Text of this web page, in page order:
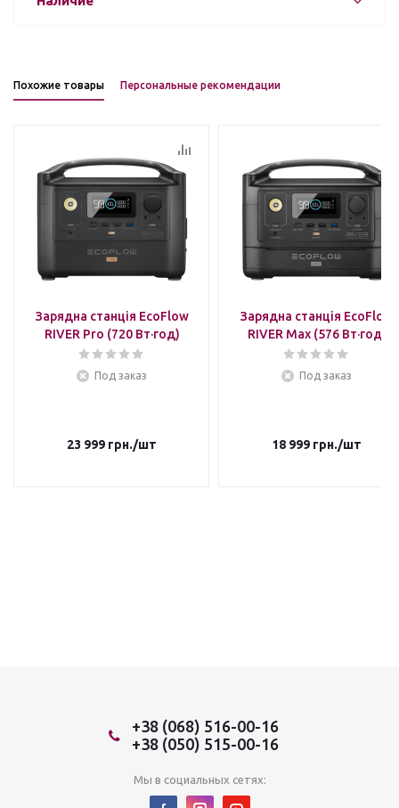
Похожие товары Персональные рекомендации
Зарядна станція EcoFlow
RIVER Pro (720 Вт·год)
Под заказ
23 999 грн./шт
Зарядна станція EcoFlow
RIVER Max (576 Вт·год)
Под заказ
18 999 грн./шт
+38 (068) 516-00-16
+38 (050) 515-00-16
Мы в социальных сетях: